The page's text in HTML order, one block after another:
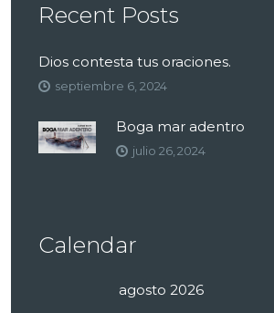
Recent Posts
Dios contesta tus oraciones.
septiembre 6, 2024
Boga mar adentro
julio 26, 2024
Calendar
agosto 2026